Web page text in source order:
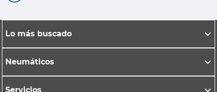
Lo más buscado
Neumáticos
Servicios